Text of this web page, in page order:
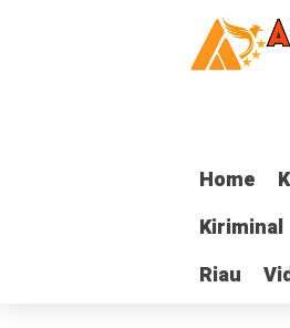
Home
Kiriminal
Riau
Home
Kiriminal
Riau